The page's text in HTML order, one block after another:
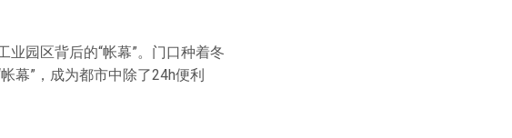
园区背后的“帐幕”。门口种着冬
幕”，成为都市中除了24h便利